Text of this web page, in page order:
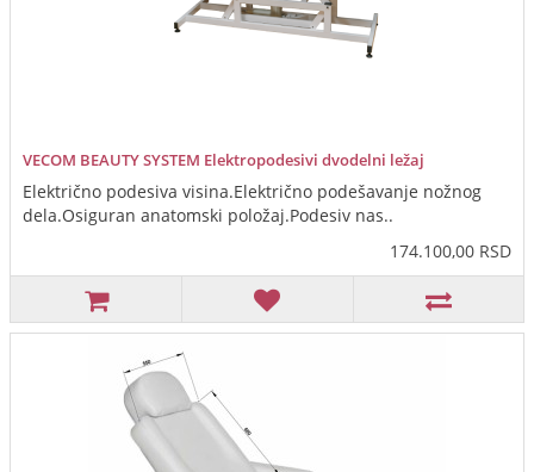
VECOM BEAUTY SYSTEM Elektropodesivi dvodelni ležaj
Električno podesiva visina.Električno podešavanje nožnog
dela.Osiguran anatomski položaj.Podesiv nas..
174.100,00 RSD